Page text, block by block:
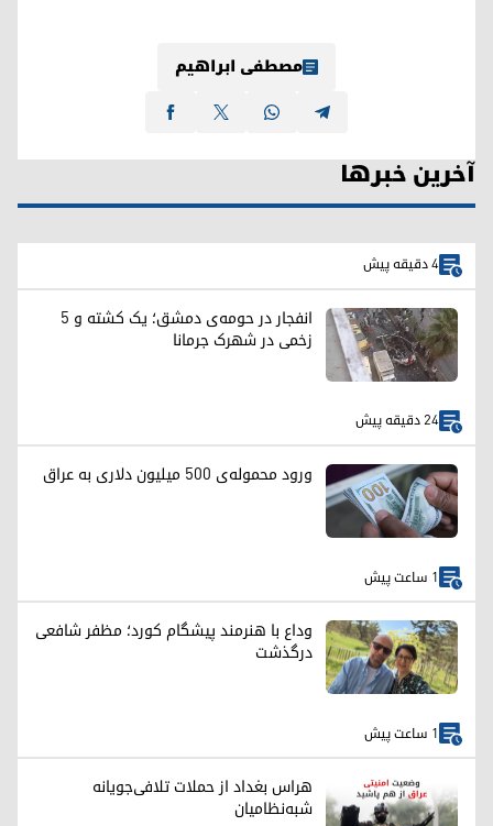
مصطفی ابراهیم
آخرین خبرها
4 دقیقه پیش
انفجار در حومه‌ی دمشق؛ یک کشته و ۵
زخمی در شهرک جرمانا
24 دقیقه پیش
ورود محموله‌ی ۵۰۰ میلیون دلاری به عراق
1 ساعت پیش
وداع با هنرمند پیشگام کورد؛ مظفر شافعی
درگذشت
1 ساعت پیش
هراس بغداد از حملات تلافی‌جویانه
شبه‌نظامیان